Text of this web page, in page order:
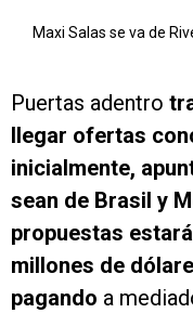
Maxi Salas se va de
Puertas adentro
llegar ofertas
inicialmente,
sean de Brasil y
propuestas
millones de
pagando a